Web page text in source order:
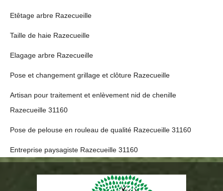
Etêtage arbre Razecueille
Taille de haie Razecueille
Elagage arbre Razecueille
Pose et changement grillage et clôture Razecueille
Artisan pour traitement et enlèvement nid de chenille
Razecueille 31160
Pose de pelouse en rouleau de qualité Razecueille 31160
Entreprise paysagiste Razecueille 31160